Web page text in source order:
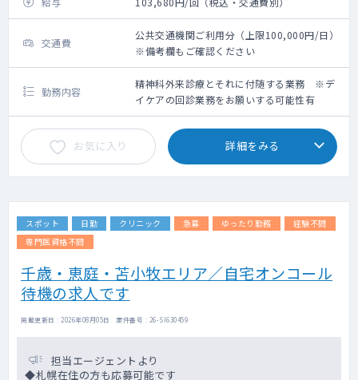
交通費
公共交通機関ご利用分（上限100,000円/日）
※備考欄もご確認ください
勤務内容
精神科外来診療とそれに付随する業務 ※デ
イケアの回診業務をお願いする可能性有
お気に入り 詳細をみる
スポット 日勤 クリニック 急募 ゆったり勤務
経験不問
専門医資格不問
千歳・恵庭・苫小牧エリア／自宅オンコール
待機の求人です
掲載更新日 : 2026年08月05日 案件番号 : 26-SI630459
担当エージェントより
◆札幌在住の方も応募可能です